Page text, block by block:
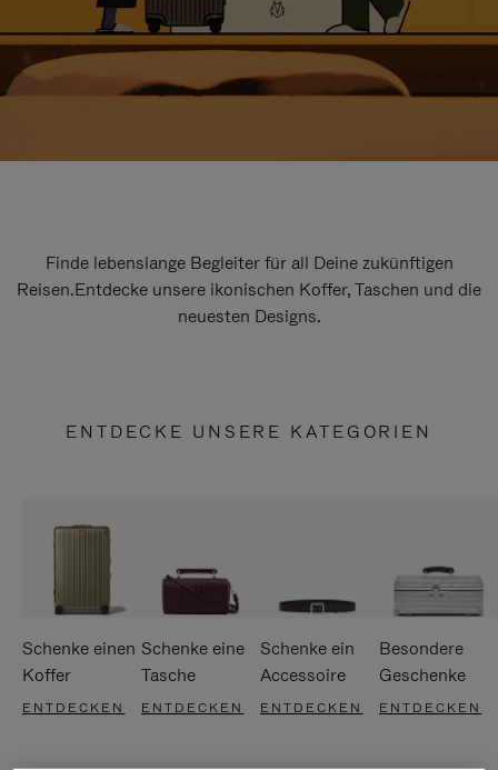
Finde lebenslange Begleiter für all Deine zukünftigen
Reisen.Entdecke unsere ikonischen Koffer, Taschen und die
neuesten Designs.
ENTDECKE UNSERE KATEGORIEN
Schenke einen
Koffer
ENTDECKEN
Schenke eine
Tasche
ENTDECKEN
Schenke ein
Accessoire
ENTDECKEN
Besondere
Geschenke
ENTDECKEN